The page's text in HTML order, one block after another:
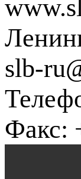
slb-
Факс: